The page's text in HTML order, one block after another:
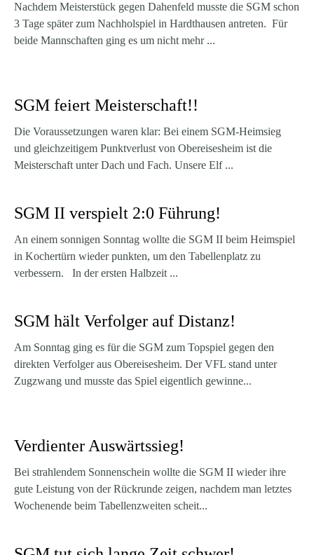
Nachdem Meisterstück gegen Dahenfeld musste die SGM schon
3 Tage später zum Nachholspiel in Hardthausen antreten. Für
beide Mannschaften ging es um nicht mehr ...
SGM feiert Meisterschaft!!
Die Voraussetzungen waren klar: Bei einem SGM-Heimsieg
und gleichzeitigem Punktverlust von Obereisesheim ist die
Meisterschaft unter Dach und Fach. Unsere Elf ...
SGM II verspielt 2:0 Führung!
An einem sonnigen Sonntag wollte die SGM II beim Heimspiel
in Kochertürn wieder punkten, um den Tabellenplatz zu
verbessern. In der ersten Halbzeit ...
SGM hält Verfolger auf Distanz!
Am Sonntag ging es für die SGM zum Topspiel gegen den
direkten Verfolger aus Obereisesheim. Der VFL stand unter
Zugzwang und musste das Spiel eigentlich gewinne...
Verdienter Auswärtssieg!
Bei strahlendem Sonnenschein wollte die SGM II wieder ihre
gute Leistung von der Rückrunde zeigen, nachdem man letztes
Wochenende beim Tabellenzweiten scheit...